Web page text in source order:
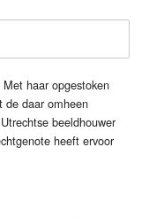
haar opgestoken
de daar omheen
beeldhouwer
heeft ervoor